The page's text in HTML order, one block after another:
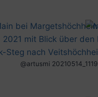
@artusmi 20210514_1119